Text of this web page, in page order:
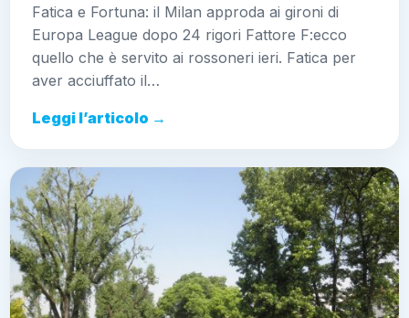
Fatica e Fortuna: il Milan approda ai gironi di
Europa League dopo 24 rigori Fattore F:ecco
quello che è servito ai rossoneri ieri. Fatica per
aver acciuffato il…
Leggi l’articolo →